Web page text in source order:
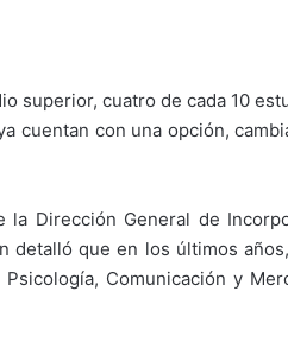
superior, cuatro de cada 10
cuentan con una opción,
Dirección General de
detalló que en los últimos
Comunicación y